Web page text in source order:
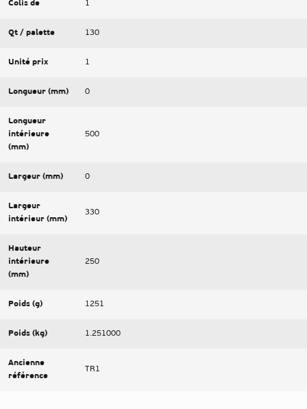
Colis de 1
Qt / palette 130
Unité prix 1
Longueur (mm) 0
Longueur
intérieure
(mm)
500
Largeur (mm) 0
Largeur
intérieur (mm)
330
Hauteur
intérieure
(mm)
250
Poids (g) 1251
Poids (kg) 1.251000
Ancienne
référence
TR1